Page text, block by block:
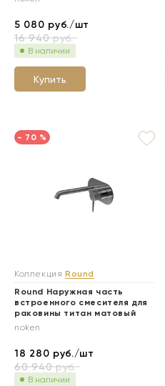
5 080 руб./шт
16 940руб.
В наличии
Купить
- 70 %
Коллекция Round
Round Наружная часть
встроенного смесителя для
раковины титан матовый
noken
18 280 руб./шт
60 940руб.
В наличии